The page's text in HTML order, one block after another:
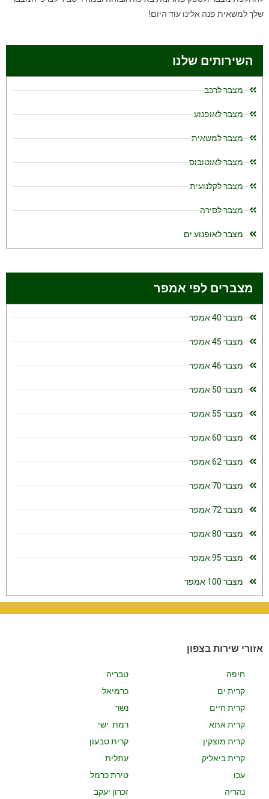
שלך למשאית פנה אלינו עוד היום!
השירותים שלנו
מצבר לרכב
מצבר לאופנוע
מצבר למשאית
מצבר לאוטובוס
מצבר לקלנועית
מצבר לסירה
מצבר לאופנוע ים
מצברים לפי אמפר
מצבר 40 אמפר
מצבר 45 אמפר
מצבר 46 אמפר
מצבר 50 אמפר
מצבר 55 אמפר
מצבר 60 אמפר
מצבר 62 אמפר
מצבר 70 אמפר
מצבר 72 אמפר
מצבר 80 אמפר
מצבר 95 אמפר
מצבר 100 אמפר
אזורי שירות בצפון
חיפה
קרית ים
קרית חיים
קרית אתא
קרית מוצקין
קרית ביאליק
עכו
נהריה
טבריה
כרמיאל
נשר
רמת ישי
קרית טבעון
עתלית
טירת כרמל
זכרון יעקב